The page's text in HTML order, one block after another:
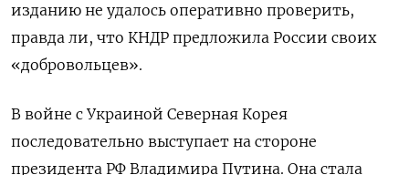
изданию не удалось оперативно проверить,
правда ли, что КНДР предложила России своих
«добровольцев».
В войне с Украиной Северная Корея
последовательно выступает на стороне
президента РФ Владимира Путина. Она стала